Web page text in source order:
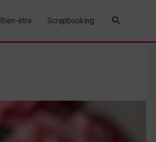
Bien-être Scrapbooking